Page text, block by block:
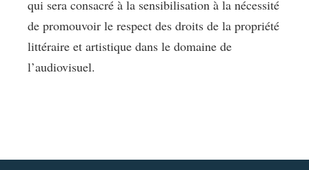
qui sera consacré à la sensibilisation à la nécessité
de promouvoir le respect des droits de la propriété
littéraire et artistique dans le domaine de
l’audiovisuel.